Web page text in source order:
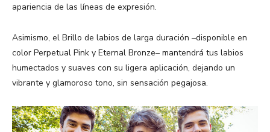
apariencia de las líneas de expresión.
Asimismo, el Brillo de labios de larga duración –disponible en
color Perpetual Pink y Eternal Bronze– mantendrá tus labios
humectados y suaves con su ligera aplicación, dejando un
vibrante y glamoroso tono, sin sensación pegajosa.